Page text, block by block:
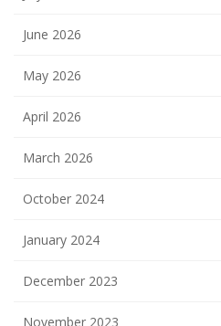
June 2026
May 2026
April 2026
March 2026
October 2024
January 2024
December 2023
November 2023